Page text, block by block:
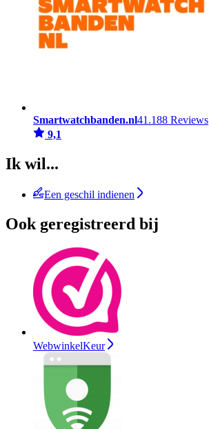
Smartwatchbanden.nl41.188 Reviews
9,1
Ik wil...
Een geschil indienen
Ook geregistreerd bij
WebwinkelKeur